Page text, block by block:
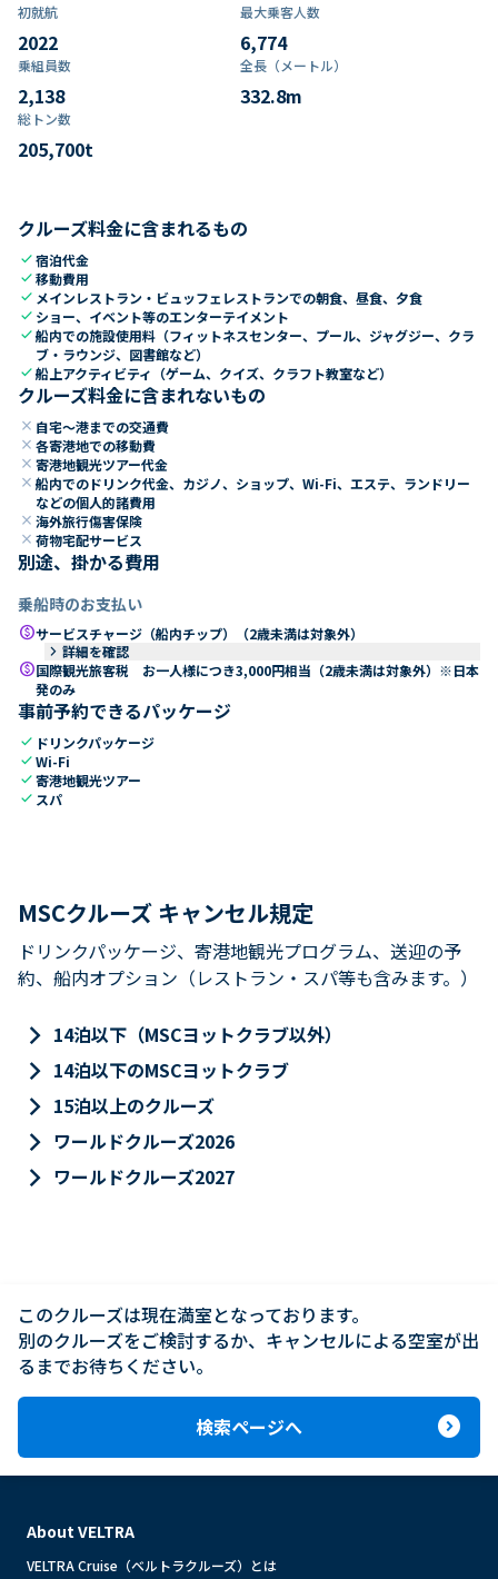
初就航
2022
最大乗客人数
6,774
乗組員数​
2,138
全長（メートル）
332.8m
総トン数​
205,700t
クルーズ料金に含まれるもの
check宿泊代金
check移動費用
check メインレストラン・ビュッフェレストランでの朝食、昼食、夕食
check ショー、イベント等のエンターテイメント
check船内での施設使用料（フィットネスセンター、プール、ジャグジー、クラ
ブ・ラウンジ、図書館など）
check船上アクティビティ（ゲーム、クイズ、クラフト教室など）
クルーズ料金に含まれないもの
close 自宅～港までの交通費
close 各寄港地での移動費
close 寄港地観光ツアー代金
close 船内でのドリンク代金、カジノ、ショップ、Wi-Fi、エステ、ランドリー
などの個人的諸費用
close 海外旅行傷害保険
close 荷物宅配サービス
別途、掛かる費用
乗船時のお支払い
paidサービスチャージ（船内チップ）（2歳未満は対象外）
keyboard_arrow_right 詳細を確認
paid国際観光旅客税 お一人様につき3,000円相当（2歳未満は対象外）※日本
発のみ
事前予約できるパッケージ
check ドリンクパッケージ
checkWi-Fi
check寄港地観光ツアー
check スパ
MSCクルーズ キャンセル規定
ドリンクパッケージ、寄港地観光プログラム、送迎の予
約、船内オプション（レストラン・スパ等も含みます。）
keyboard_arrow_right 14泊以下（MSCヨットクラブ以外）
keyboard_arrow_right 14泊以下のMSCヨットクラブ
keyboard_arrow_right 15泊以上のクルーズ
keyboard_arrow_right ワールドクルーズ2026
keyboard_arrow_right ワールドクルーズ2027
このクルーズは現在満室となっております。
別のクルーズをご検討するか、キャンセルによる空室が出
るまでお待ちください。
検索ページへ expand_circle_right
About VELTRA
VELTRA Cruise（ベルトラクルーズ）とは